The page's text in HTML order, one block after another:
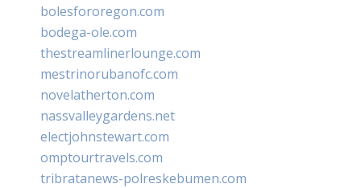
bolesfororegon.com
bodega-ole.com
thestreamlinerlounge.com
mestrinorubanofc.com
novelatherton.com
nassvalleygardens.net
electjohnstewart.com
omptourtravels.com
tribratanews-polreskebumen.com